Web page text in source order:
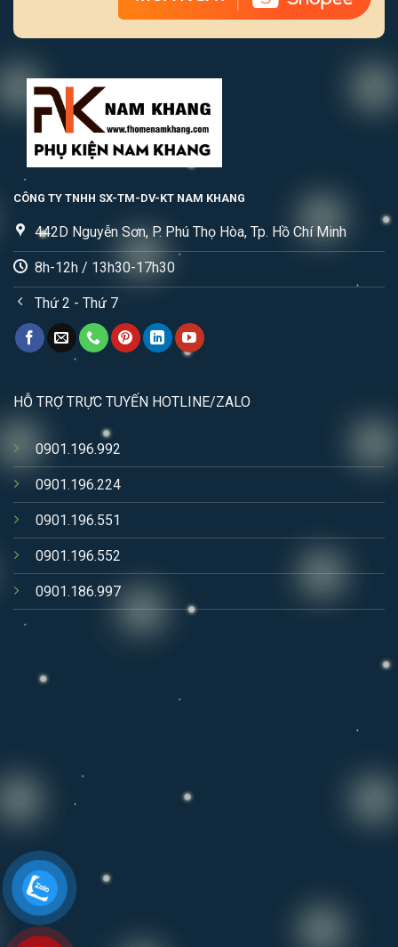
CÔNG TY TNHH SX-TM-DV-KT NAM KHANG
442D Nguyễn Sơn, P. Phú Thọ Hòa, Tp. Hồ Chí Minh
8h-12h / 13h30-17h30
Thứ 2 - Thứ 7
HỖ TRỢ TRỰC TUYẾN HOTLINE/ZALO
0901.196.992
0901.196.224
0901.196.551
0901.196.552
0901.186.997